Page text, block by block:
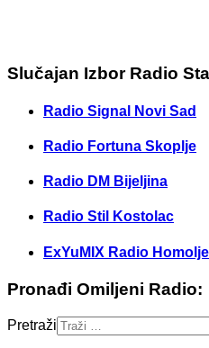
Slučajan Izbor Radio
Radio Signal Novi Sad
Radio Fortuna Skoplje
Radio DM Bijeljina
Radio Stil Kostolac
ExYuMIX Radio Homolje
Pronađi Omiljeni Radio:
Pretraži